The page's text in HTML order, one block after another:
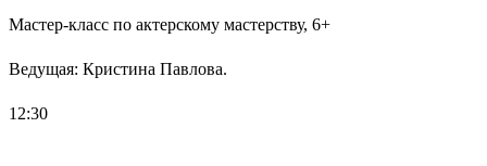
Мастер-класс по актерскому мастерству, 6+
Ведущая: Кристина Павлова.
12:30